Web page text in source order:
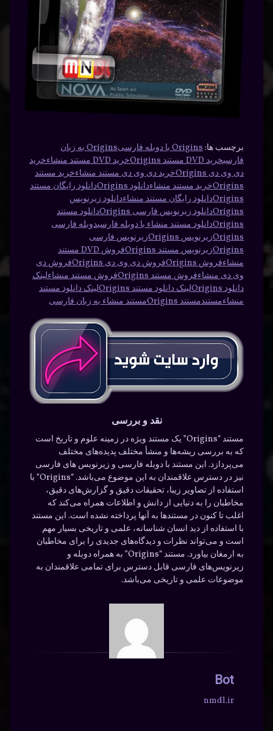
برچسب ها:Origins با دوبله فارسی
Origins به زبان
فارسیخرید DVD مستند Origins خرید DVD مستند منشاء
خرید
دی وی دی Origins
خرید دی وی دی مستند منشاءخرید مستند
Originsخرید مستند منشاءدانلود Origins
دانلود رایگان مستند
Originsدانلود رایگان مستند منشاءدانلود زیرنویس
Originsدانلود زیرنویس فارسی Origins
دانلود مستند
Originsدانلود مستند منشاء با دوبله فارسیدوبله فارسی
Originsزیرنویس Origins
زیرنویس فارسی
Originsزیرنویس مستند Origins
فروش DVD مستند
منشاءفروش Origins فروش دی وی دی Origins
فروش دی
وی دی منشاءفروش مستند Origins فروش مستند منشاءلینک
دانلود Origins
لینک دانلود مستند Origins
لینک دانلود مستند
منشاءمستندمستند Origins مستند منشاء به زبان فارسی
نقد و بررسی
مستند “Origins” یک مستند ویژه در زمینه علوم و تاریخ است
که به بررسی ریشه‌ها و منشأ مختلف پدیده‌های مختلف
می‌پردازد. این مستند با دوبله فارسی و زیرنویس های فارسی
نیز در دسترس علاقمندان به این موضوع می‌باشد. “Origins” با
استفاده از تصاویر زیبا، تحقیقات دقیق و گزارش‌های دقیق،
مخاطبان را به دنیایی از دانش و اطلاعات همراه می‌کند که
اغلب تا کنون در مستند‌ها به آنها پرداخته نشده است. این مستند
با استفاده از دید انسان شناسانه، علمی و تاریخی بسیار مهم
است و می‌تواند نظرات و دیدگاه‌های جدیدی را برای مخاطبان
به ارمغان بیاورد. مستند “Origins” به همراه دوبله و
زیرنویس‌های فارسی قابل دسترس برای تمامی علاقمندان به
موضوعات علمی و تاریخی می‌باشد.
Bot
nmdl.ir